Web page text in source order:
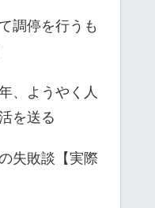
調停を行うも
、ようやく人
を送る
失敗談【実際